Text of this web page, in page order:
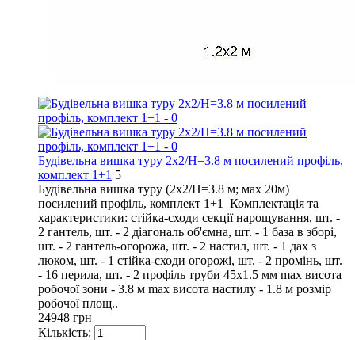
Будівельна вишка туру 2х2/Н=3.8 м посилений профіль,
комплект 1+1 5
Будівельна вишка туру (2х2/Н=3.8 м; мах 20м)
посилений профіль, комплект 1+1 Комплектація та
характеристики: стійка-сходи секції нарощування, шт. -
2 гантель, шт. - 2 діагональ об'ємна, шт. - 1 база в зборі,
шт. - 2 гантель-огорожа, шт. - 2 настил, шт. - 1 дах з
люком, шт. - 1 стійка-сходи огорожі, шт. - 2 промінь, шт.
- 16 перила, шт. - 2 профіль труби 45х1.5 мм max висота
робочої зони - 3.8 м max висота настилу - 1.8 м розмір
робочої площ..
24948 грн
Кількість: